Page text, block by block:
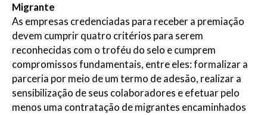
Migrante
As empresas credenciadas para receber a premiação
devem cumprir quatro critérios para serem
reconhecidas com o troféu do selo e cumprem
compromissos fundamentais, entre eles: formalizar a
parceria por meio de um termo de adesão, realizar a
sensibilização de seus colaboradores e efetuar pelo
menos uma contratação de migrantes encaminhados